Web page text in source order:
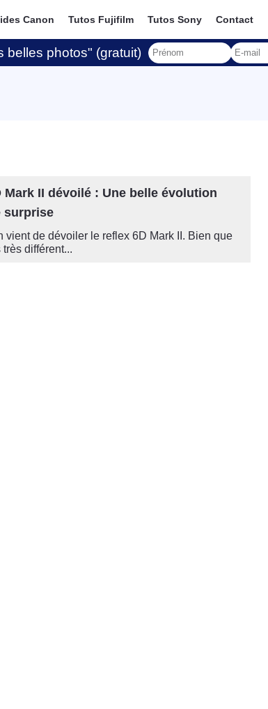
Canon Tutos Fujifilm Tutos Sony Contact
belles photos" (gratuit)
Mark II dévoilé : Une belle évolution
surprise
vient de dévoiler le reflex 6D Mark II. Bien que
différent...